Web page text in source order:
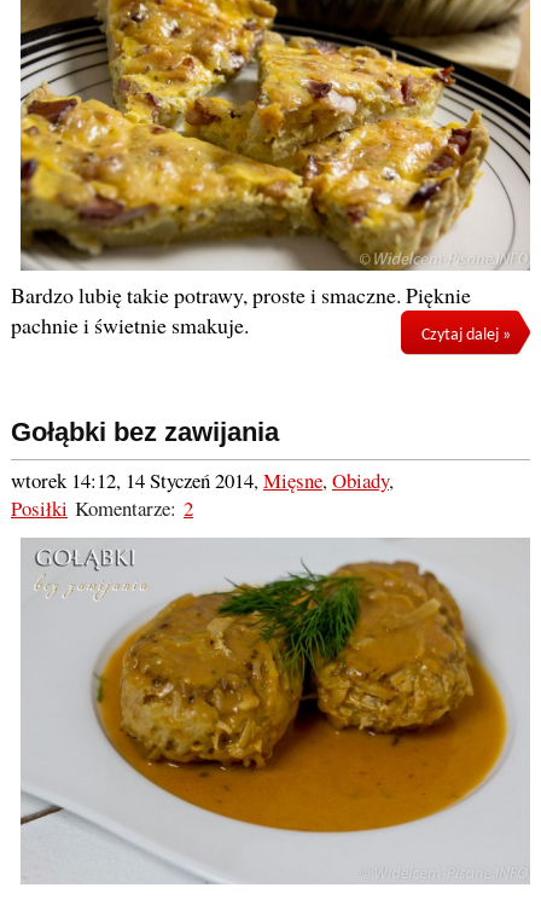
Bardzo lubię takie potrawy, proste i smaczne. Pięknie
pachnie i świetnie smakuje.
Czytaj dalej »
Gołąbki bez zawijania
wtorek 14:12, 14 Styczeń 2014,Mięsne,Obiady,
Posiłki Komentarze: 2